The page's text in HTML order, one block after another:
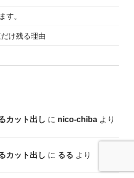
す。
け残る理由
カット出し に nico-chiba より
カット出し に るる より